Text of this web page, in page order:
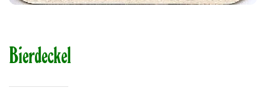
Bierdeckel